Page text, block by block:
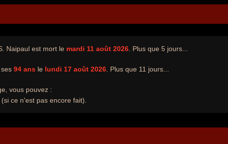
Naipaul est mort le mardi 11 août 2026 . Plus que 5 jours...
94 ans le lundi 17 août 2026 . Plus que 11 jours...
vous pouvez :
ce n'est pas encore fait).